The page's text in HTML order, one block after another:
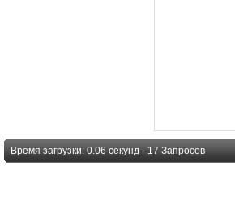
Время загрузки: 0.06 секунд - 17 Запросов